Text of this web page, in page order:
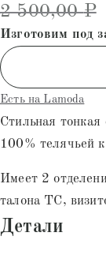
на основе
опроса
пользователей
2 500,00₽
Изготовим под
Есть на Lamoda
Стильная тонкая
100% телячьей
Имеет 2
талона ТС,
Детали